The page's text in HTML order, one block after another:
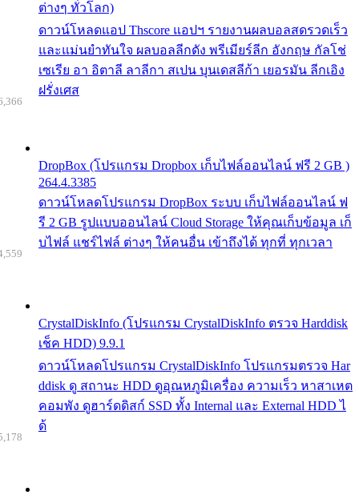
ต่างๆ ทั่วโลก)
ดาวน์โหลดแอป Thscore แอปฯ รายงานผลบอลสดรวดเร็ว
และแม่นยำทันใจ ผลบอลลีกดัง พรีเมียร์ลีก อังกฤษ กัลโช่
เซเรีย อา อิตาลี ลาลีกา สเปน บุนเดสลีก้า เยอรมัน ลีกเอิง
ฝรั่งเศส
DropBox (โปรแกรม Dropbox เก็บไฟล์ออนไลน์ ฟรี 2 GB )
264.4.3385
ดาวน์โหลดโปรแกรม DropBox ระบบ เก็บไฟล์ออนไลน์ ฟ
รี 2 GB รูปแบบออนไลน์ Cloud Storage ให้คุณเก็บข้อมูล เก็
บไฟล์ แชร์ไฟล์ ต่างๆ ให้คนอื่น เข้าถึงได้ ทุกที่ ทุกเวลา
CrystalDiskInfo (โปรแกรม CrystalDiskInfo ตรวจ Harddisk
เช็ค HDD) 9.9.1
ดาวน์โหลดโปรแกรม CrystalDiskInfo โปรแกรมตรวจ Har
ddisk ดู สถานะ HDD ดูอุณหภูมิเครื่อง ความเร็ว หาสาเหต
คอมพัง ดูฮาร์ดดิสก์ SSD ทั้ง Internal และ External HDD ไ
ด้